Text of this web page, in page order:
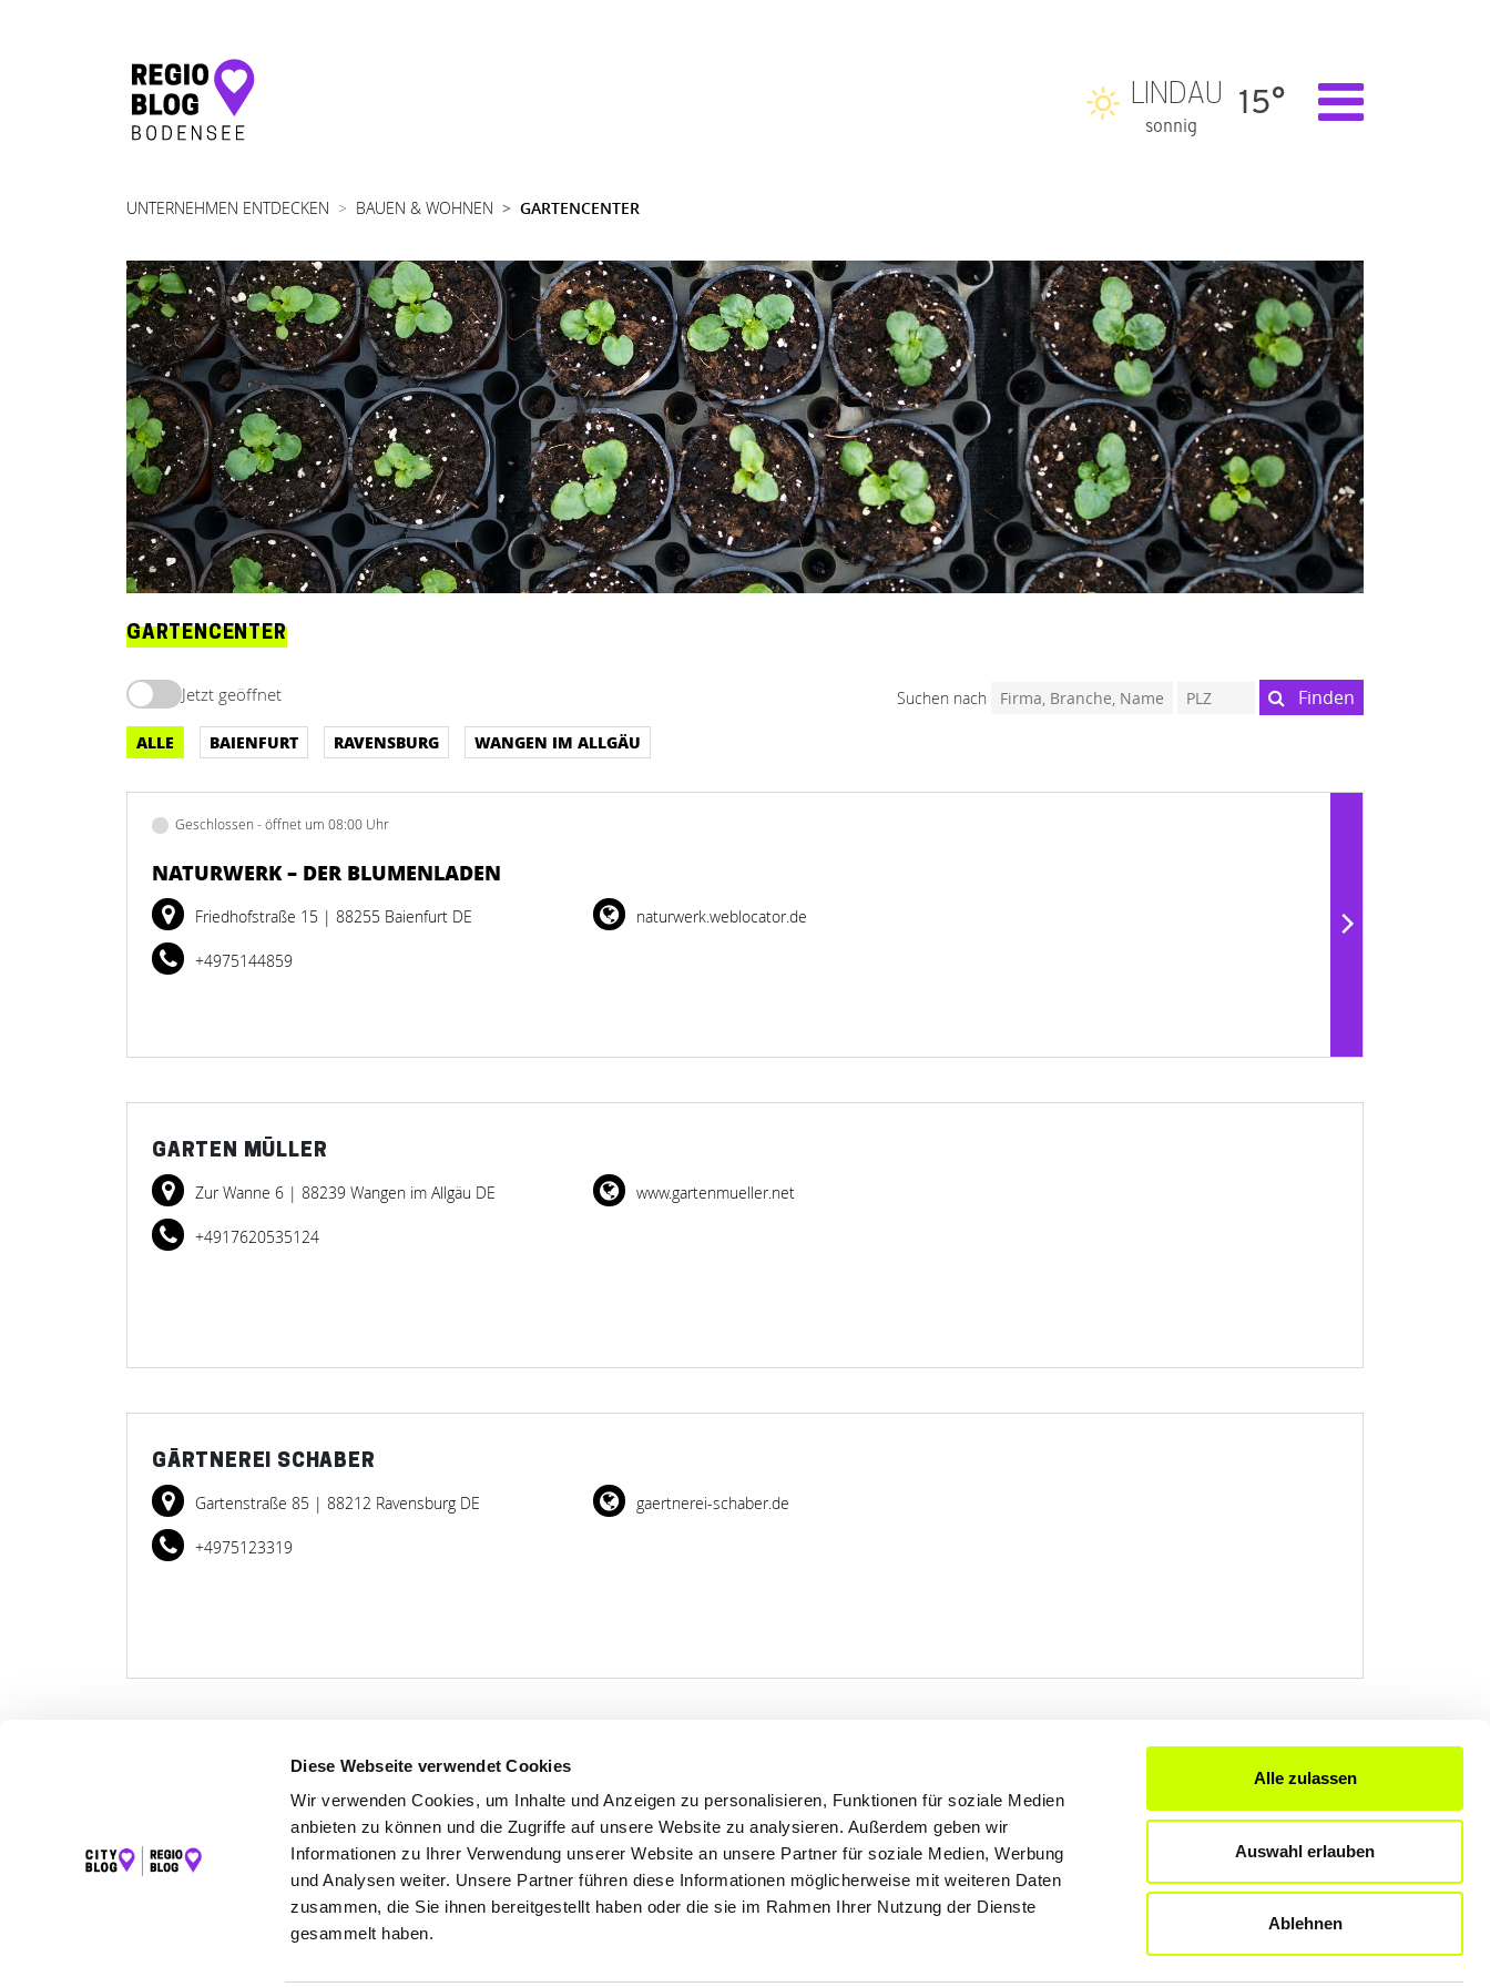
Diese Webseite verwendet Cookies
Wir verwenden Cookies, um Inhalte und Anzeigen zu personalisieren, Funktionen für soziale Medien
anbieten zu können und die Zugriffe auf unsere Website zu analysieren. Außerdem geben wir
Informationen zu Ihrer Verwendung unserer Website an unsere Partner für soziale Medien, Werbung
und Analysen weiter. Unsere Partner führen diese Informationen möglicherweise mit weiteren Daten
zusammen, die Sie ihnen bereitgestellt haben oder die sie im Rahmen Ihrer Nutzung der Dienste
gesammelt haben.
Alle zulassen
Auswahl erlauben
Ablehnen
Hauptnavigation
LINDAU
sonnig
15°
UNTERNEHMEN ENTDECKEN BAUEN & WOHNEN GARTENCENTER
GARTENCENTER
Jetzt geöffnet Suchen nach Finden
ALLE BAIENFURT RAVENSBURG WANGEN IM ALLGÄU
Geschlossen - öffnet um 08:00 Uhr
NATURWERK – DER BLUMENLADEN
Friedhofstraße 15 | 88255 Baienfurt DE
+4975144859
naturwerk.weblocator.de
GARTEN MÜLLER
Zur Wanne 6 | 88239 Wangen im Allgäu DE
+4917620535124
www.gartenmueller.net
GÄRTNEREI SCHABER
Gartenstraße 85 | 88212 Ravensburg DE
+4975123319
gaertnerei-schaber.de
LET'S CONNECT
Kontakt
SERVICE
WhatsApp
0800 0057425
Produkte & Lösungen
Datenschutzerklärung Rechtliche Hinweise